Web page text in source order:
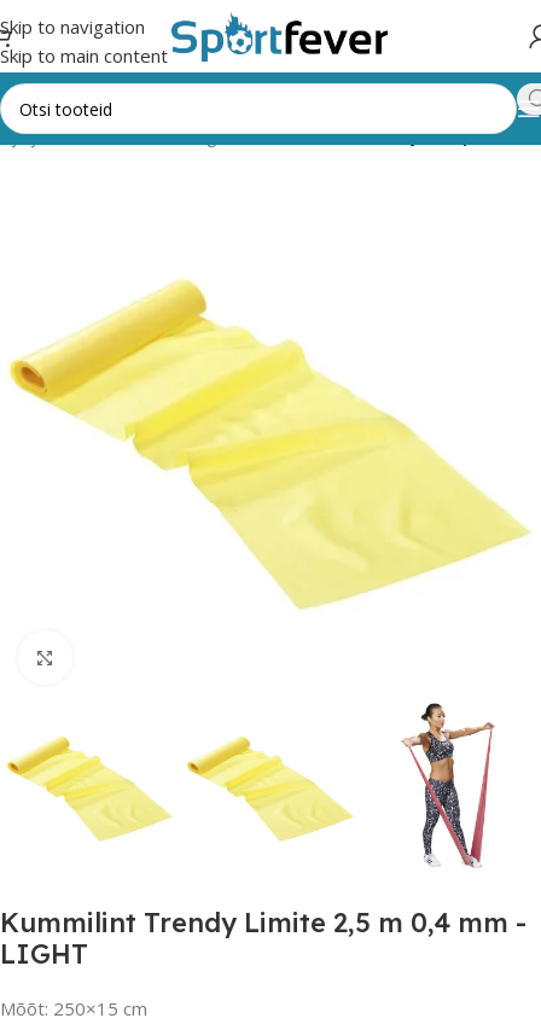
Skip to navigation
Skip to main content
ja jõusaal Muud treeningvahendid Kummilindid ja ekspandrid
Kummilint Trendy Limite 2,5 m 0,4 mm -
LIGHT
Mõõt: 250×15 cm